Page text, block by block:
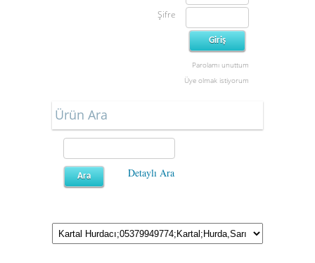
Şifre
Parolamı unuttum
Üye olmak istiyorum
Ürün Ara
Detaylı Ara